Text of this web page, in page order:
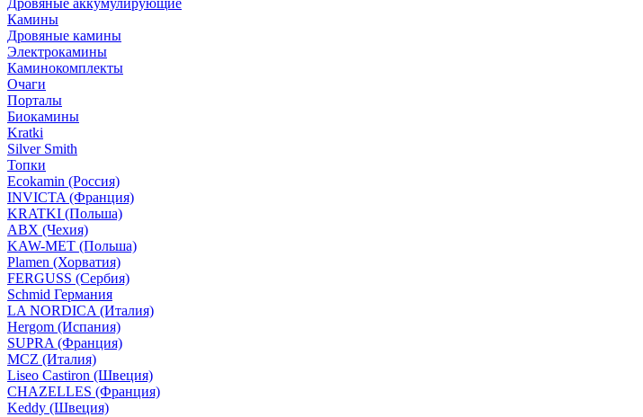
Дровяные аккумулирующие
Камины
Дровяные камины
Электрокамины
Каминокомплекты
Очаги
Порталы
Биокамины
Kratki
Silver Smith
Топки
Ecokamin (Россия)
INVICTA (Франция)
KRATKI (Польша)
ABX (Чехия)
KAW-MET (Польша)
Plamen (Хорватия)
FERGUSS (Сербия)
Schmid Германия
LA NORDICA (Италия)
Hergom (Испания)
SUPRA (Франция)
MCZ (Италия)
Liseo Castiron (Швеция)
CHAZELLES (Франция)
Keddy (Швеция)